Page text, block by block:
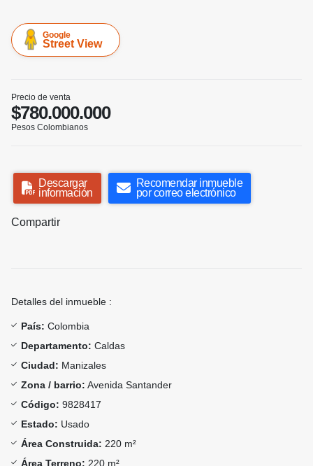
Google
Street View
Precio de venta
$780.000.000
Pesos Colombianos
Descargar
información
Recomendar inmueble
por correo electrónico
Compartir
Detalles del inmueble :
País: Colombia
Departamento: Caldas
Ciudad: Manizales
Zona / barrio: Avenida Santander
Código: 9828417
Estado: Usado
Área Construida: 220 m²
Área Terreno: 220 m²